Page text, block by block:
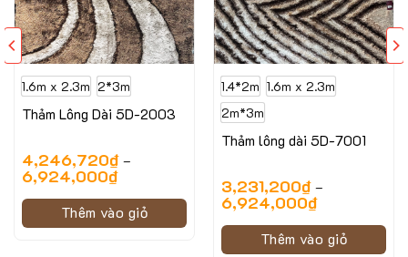
1.6m x 2.3m 2*3m
Thảm Lông Dài 5D-2003
4,246,720₫–
6,924,000₫
Thêm vào giỏ
1.4*2m 1.6m x 2.3m
2m*3m
Thảm lông dài 5D-7001
3,231,200₫–
6,924,000₫
Thêm vào giỏ